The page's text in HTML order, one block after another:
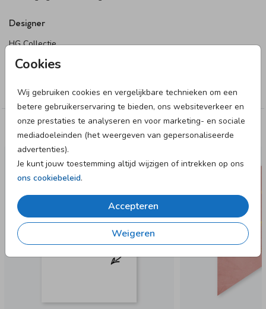
Cookies
Wij gebruiken cookies en vergelijkbare technieken om een
betere gebruikerservaring te bieden, ons websiteverkeer en
onze prestaties te analyseren en voor marketing- en sociale
mediadoeleinden (het weergeven van gepersonaliseerde
advertenties).
Je kunt jouw toestemming altijd wijzigen of intrekken op ons
ons cookiebeleid.
Accepteren
Weigeren
Designer
HG Collectie
Collectie
Blanco uitnodiging
Deze designs vind je misschien ook leuk